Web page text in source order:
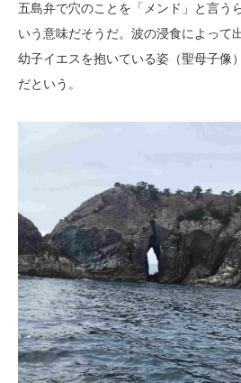
五島弁で穴のことを「メンド」と言う
いう意味だそうだ。波の浸食によって
幼子イエスを抱いている姿（聖母子像
だという。